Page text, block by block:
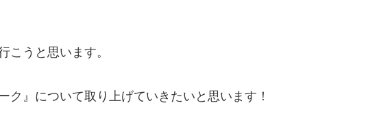
こうと思います。
ク』について取り上げていきたいと思います！